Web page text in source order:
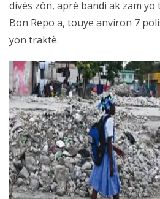
divès zòn, aprè bandi ak zam
Bon Repo a, touye anviron 7
yon traktè.